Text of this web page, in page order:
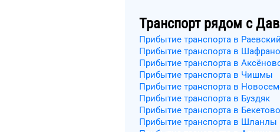
Транспорт рядом с
Прибытие транспорта в Раевский
Прибытие транспорта в
Прибытие транспорта в
Прибытие транспорта в Чишмы
Прибытие транспорта в
Прибытие транспорта в Буздяк
Прибытие транспорта в Бекетово
Прибытие транспорта в Шланлы